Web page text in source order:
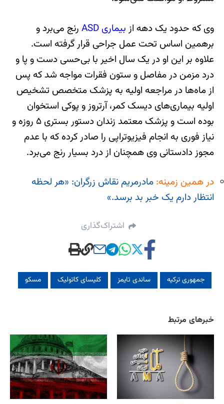
وی که حدود یک دهه از بیماری ASD
رنج می‌برد و
برهمین اساس تحت عمل جراحی قرار گرفته است.
علاوه بر این او در یک سال اخیر با بی‌حسی دست و پا و
درد مزمن در مفاصل و ستون فقرات مواجه شد که پس
از ماه‌ها در مراجعه اولیه به پزشک متخصص تشخیص
اولیه بیماری‌های دیسک کمر، آرتروز و پوکی استخوان
بوده است و پزشک معتمد زندان دستور بستری ۵ روزه و
نیاز فوری به انجام فیزیوتراپی را صادر کرده که با عدم
مجوز دادستانی وی همچنان از درد بسیار رنج می‌برد.
در همین زمینه: مادرمریم نقاش زرگران: «هر لحظه
انتظار دارم یک خبر بد برسد.»
اشتراک‌گذاری
جمهوری ترکیه ساندی تایمز کلیسای کاتولیک مسکو
خبرهای مرتبط